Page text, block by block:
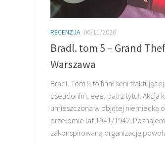
RECENZJA 06/11/2020
Bradl. tom 5 – Grand
Warszawa
Bradl. Tom 5 to finał serii
pseudonim, eee, patrz tytuł. Akcja
umieszczona w objętej niemiecką
przełomie lat 1941/1942.
zakonspirowaną organizację